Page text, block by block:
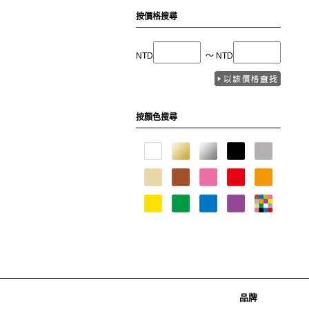
按價格搜尋
NTD 〜 NTD
按顏色搜尋
品牌